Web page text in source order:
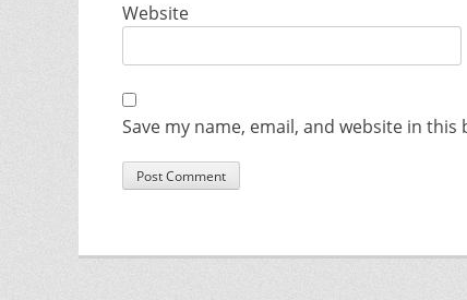
Website
Save my name, email, and website in